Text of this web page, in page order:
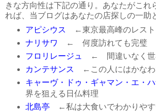
きな方向性は下記の通り。あなたがこれ
れば、当ブログはあなたの店探しの一助
アピシウス ←東京最高峰のレスト
ナリサワ ← 何度訪れても完璧
フロリレージュ
← 間違いなく世
カンテサンス ←この人にはかなわ
キャーヴ・ドゥ・ギャマン・エ・
界を狙える日仏料理
北島亭 ←私は大食いでわかりやす